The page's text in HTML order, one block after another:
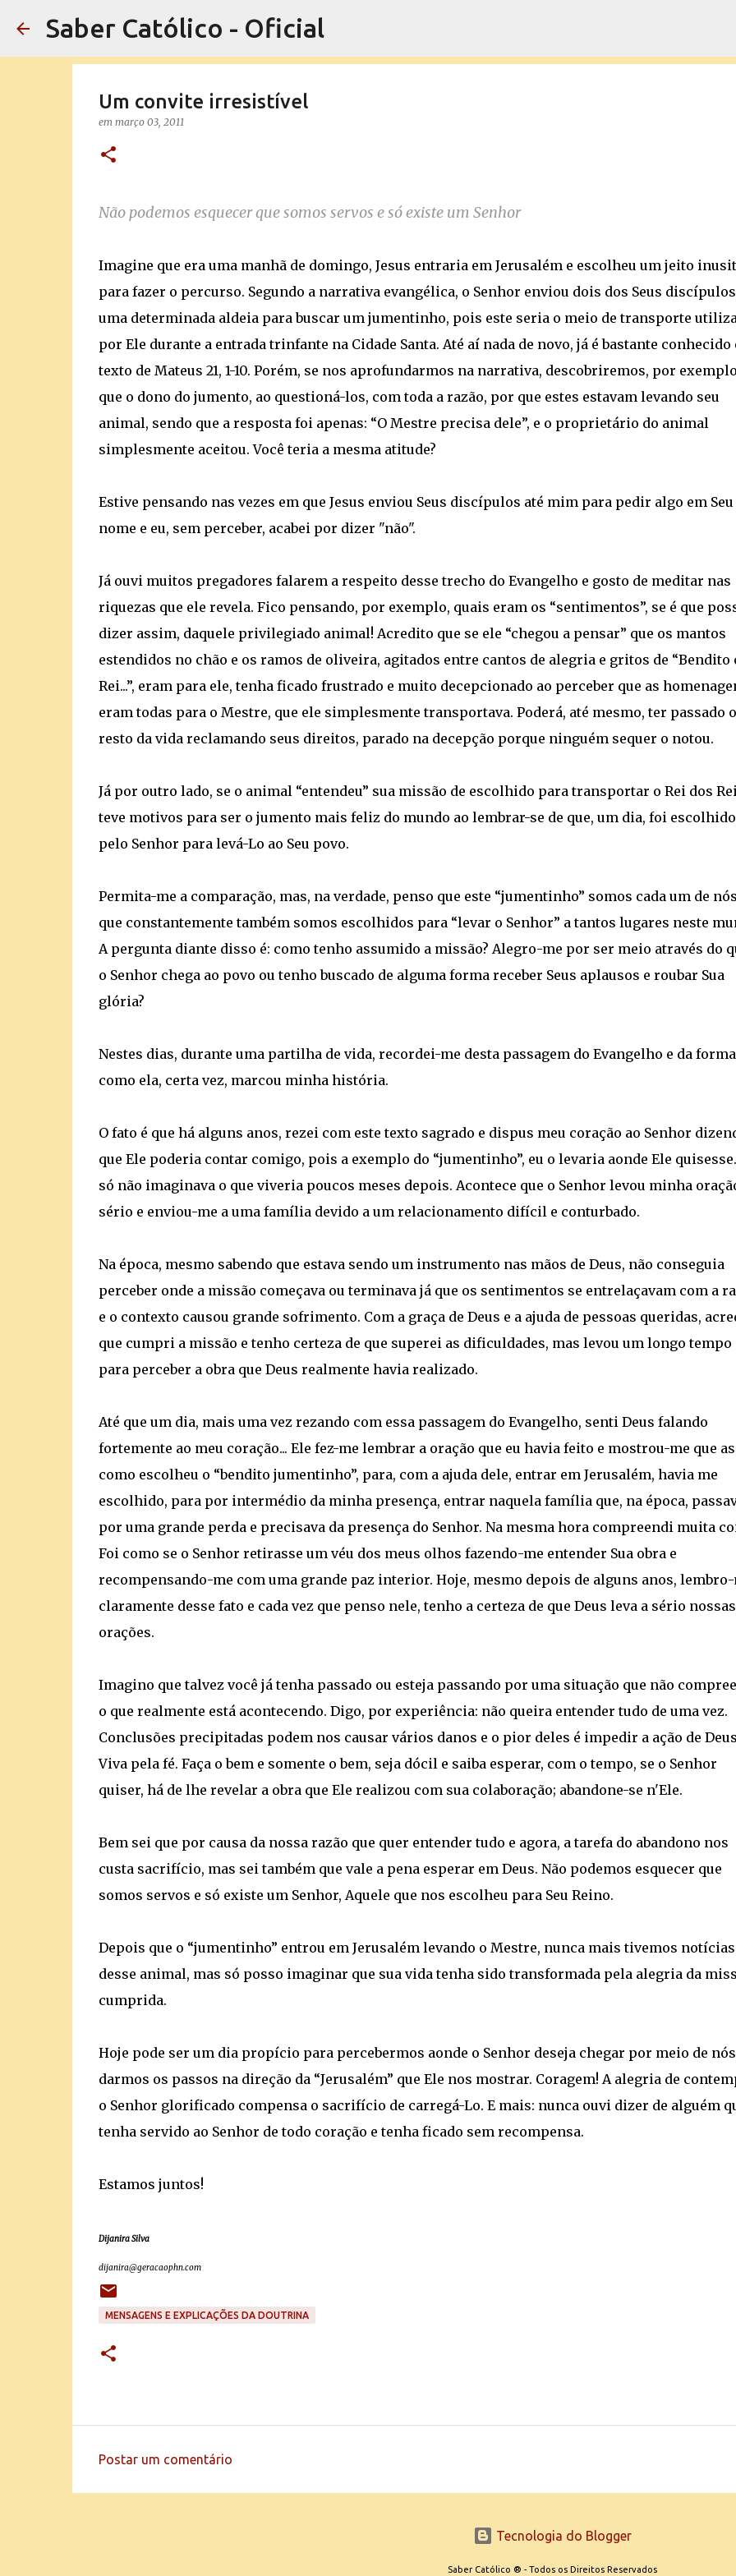
Saber Católico - Oficial
Um convite irresistível
em março 03, 2011
Não podemos esquecer que somos servos e só existe um Senhor
Imagine que era uma manhã de domingo, Jesus entraria em Jerusalém e escolheu um jeito
para fazer o percurso. Segundo a narrativa evangélica, o Senhor enviou dois dos Seus
uma determinada aldeia para buscar um jumentinho, pois este seria o meio de transporte
por Ele durante a entrada trinfante na Cidade Santa. Até aí nada de novo, já é bastante conhecido
texto de Mateus 21, 1-10. Porém, se nos aprofundarmos na narrativa, descobriremos, por
que o dono do jumento, ao questioná-los, com toda a razão, por que estes estavam levando seu
animal, sendo que a resposta foi apenas: “O Mestre precisa dele”, e o proprietário do animal
simplesmente aceitou. Você teria a mesma atitude?
Estive pensando nas vezes em que Jesus enviou Seus discípulos até mim para pedir algo em Seu
nome e eu, sem perceber, acabei por dizer "não".
Já ouvi muitos pregadores falarem a respeito desse trecho do Evangelho e gosto de meditar nas
riquezas que ele revela. Fico pensando, por exemplo, quais eram os “sentimentos”, se é que
dizer assim, daquele privilegiado animal! Acredito que se ele “chegou a pensar” que os mantos
estendidos no chão e os ramos de oliveira, agitados entre cantos de alegria e gritos de “Bendito
Rei...”, eram para ele, tenha ficado frustrado e muito decepcionado ao perceber que as
eram todas para o Mestre, que ele simplesmente transportava. Poderá, até mesmo, ter passado o
resto da vida reclamando seus direitos, parado na decepção porque ninguém sequer o notou.
Já por outro lado, se o animal “entendeu” sua missão de escolhido para transportar o Rei dos
teve motivos para ser o jumento mais feliz do mundo ao lembrar-se de que, um dia, foi escolhido
pelo Senhor para levá-Lo ao Seu povo.
Permita-me a comparação, mas, na verdade, penso que este “jumentinho” somos cada um de nós
que constantemente também somos escolhidos para “levar o Senhor” a tantos lugares neste
A pergunta diante disso é: como tenho assumido a missão? Alegro-me por ser meio através do
o Senhor chega ao povo ou tenho buscado de alguma forma receber Seus aplausos e roubar Sua
glória?
Nestes dias, durante uma partilha de vida, recordei-me desta passagem do Evangelho e da forma
como ela, certa vez, marcou minha história.
O fato é que há alguns anos, rezei com este texto sagrado e dispus meu coração ao Senhor
que Ele poderia contar comigo, pois a exemplo do “jumentinho”, eu o levaria aonde Ele
só não imaginava o que viveria poucos meses depois. Acontece que o Senhor levou minha
sério e enviou-me a uma família devido a um relacionamento difícil e conturbado.
Na época, mesmo sabendo que estava sendo um instrumento nas mãos de Deus, não conseguia
perceber onde a missão começava ou terminava já que os sentimentos se entrelaçavam com a
e o contexto causou grande sofrimento. Com a graça de Deus e a ajuda de pessoas queridas,
que cumpri a missão e tenho certeza de que superei as dificuldades, mas levou um longo tempo
para perceber a obra que Deus realmente havia realizado.
Até que um dia, mais uma vez rezando com essa passagem do Evangelho, senti Deus falando
fortemente ao meu coração... Ele fez-me lembrar a oração que eu havia feito e mostrou-me que
como escolheu o “bendito jumentinho”, para, com a ajuda dele, entrar em Jerusalém, havia me
escolhido, para por intermédio da minha presença, entrar naquela família que, na época,
por uma grande perda e precisava da presença do Senhor. Na mesma hora compreendi muita
Foi como se o Senhor retirasse um véu dos meus olhos fazendo-me entender Sua obra e
recompensando-me com uma grande paz interior. Hoje, mesmo depois de alguns anos, lembro-
claramente desse fato e cada vez que penso nele, tenho a certeza de que Deus leva a sério nossas
orações.
Imagino que talvez você já tenha passado ou esteja passando por uma situação que não
o que realmente está acontecendo. Digo, por experiência: não queira entender tudo de uma vez.
Conclusões precipitadas podem nos causar vários danos e o pior deles é impedir a ação de
Viva pela fé. Faça o bem e somente o bem, seja dócil e saiba esperar, com o tempo, se o Senhor
quiser, há de lhe revelar a obra que Ele realizou com sua colaboração; abandone-se n'Ele.
Bem sei que por causa da nossa razão que quer entender tudo e agora, a tarefa do abandono nos
custa sacrifício, mas sei também que vale a pena esperar em Deus. Não podemos esquecer que
somos servos e só existe um Senhor, Aquele que nos escolheu para Seu Reino.
Depois que o “jumentinho” entrou em Jerusalém levando o Mestre, nunca mais tivemos notícias
desse animal, mas só posso imaginar que sua vida tenha sido transformada pela alegria da
cumprida.
Hoje pode ser um dia propício para percebermos aonde o Senhor deseja chegar por meio de
darmos os passos na direção da “Jerusalém” que Ele nos mostrar. Coragem! A alegria de
o Senhor glorificado compensa o sacrifício de carregá-Lo. E mais: nunca ouvi dizer de alguém
tenha servido ao Senhor de todo coração e tenha ficado sem recompensa.
Estamos juntos!
Dijanira Silva
dijanira@geracaophn.com
MENSAGENS E EXPLICAÇÕES DA DOUTRINA
Postar um comentário
Tecnologia do Blogger
Saber Católico ® - Todos os Direitos Reservados